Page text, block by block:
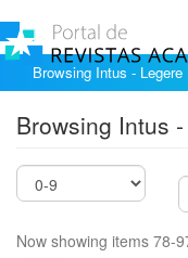
Browsing Intus -
Browsing Intus
Now showing items 78-